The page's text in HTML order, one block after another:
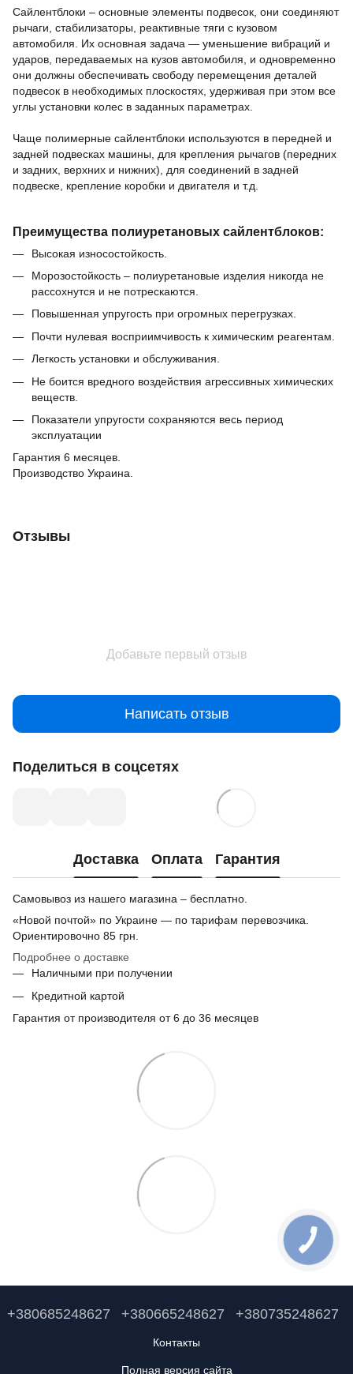
Сайлентблоки – основные элементы подвесок, они соединяют
рычаги, стабилизаторы, реактивные тяги с кузовом
автомобиля.
Их основная задача — уменьшение вибраций и
ударов, передаваемых на кузов автомобиля, и одновременно
они должны обеспечивать свободу перемещения деталей
подвесок в необходимых плоскостях, удерживая при этом все
углы установки колес в заданных параметрах.
Чаще полимерные сайлентблоки используются в передней и
задней подвесках машины,
для крепления рычагов (передних
и задних, верхних и нижних),
для соединений в задней
подвеске, крепление коробки и двигателя и т.д.
Преимущества полиуретановых сайлентблоков:
Высокая износостойкость.
Морозостойкость – полиуретановые изделия никогда не
рассохнутся и не потрескаются.
Повышенная упругость при огромных перегрузках.
Почти нулевая восприимчивость к химическим реагентам.
Легкость установки и обслуживания.
Не боится вредного воздействия агрессивных химических
веществ.
Показатели упругости сохраняются весь период
эксплуатации
Гарантия 6 месяцев.
Производство Украина.
Отзывы
Добавьте первый отзыв
Написать отзыв
Поделиться в соцсетях
Доставка Оплата Гарантия
Самовывоз из нашего магазина – бесплатно.
«Новой почтой» по Украине — по тарифам перевозчика.
Ориентировочно 85 грн.
Подробнее о доставке
Наличными при получении
Кредитной картой
Гарантия от производителя от 6 до 36 месяцев
+380685248627 +380665248627 +380735248627
Контакты
Полная версия сайта